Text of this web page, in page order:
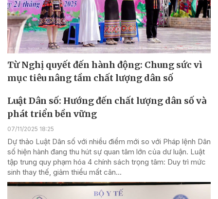
Từ Nghị quyết đến hành động: Chung sức vì
mục tiêu nâng tầm chất lượng dân số
Luật Dân số: Hướng đến chất lượng dân số và
phát triển bền vững
07/11/2025 18:25
Dự thảo Luật Dân số với nhiều điểm mới so với Pháp lệnh Dân
số hiện hành đang thu hút sự quan tâm lớn của dư luận. Luật
tập trung quy phạm hóa 4 chính sách trọng tâm: Duy trì mức
sinh thay thế, giảm thiểu mất cân...